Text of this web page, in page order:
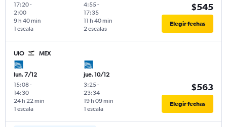
17:20-
2:00
1 escala
9 h 40 min
4:55-
17:35
2 escalas
11 h 40 min
$545
Elegir fechas
UIO MEX
lun. 7/12
15:08-
14:30
1 escala
24 h 22 min
jue. 10/12
3:25-
23:34
1 escala
19 h 09 min
$563
Elegir fechas